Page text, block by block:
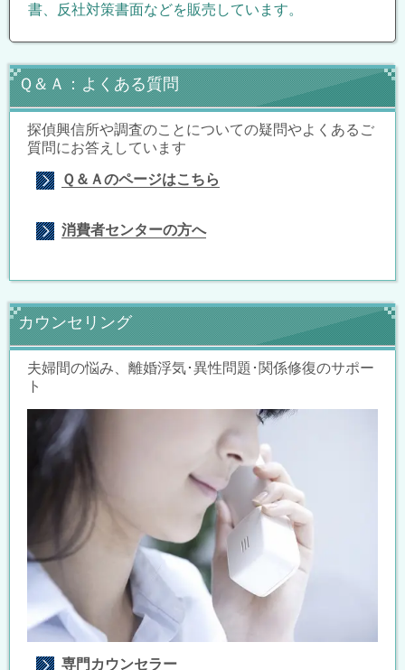
書、反社対策書面などを販売しています。
Ｑ＆Ａ：よくある質問
探偵興信所や調査のことについての疑問やよくあるご
質問にお答えしています
Ｑ＆Ａのページはこちら
消費者センターの方へ
カウンセリング
夫婦間の悩み、離婚浮気･異性問題･関係修復のサポー
ト
専門カウンセラー